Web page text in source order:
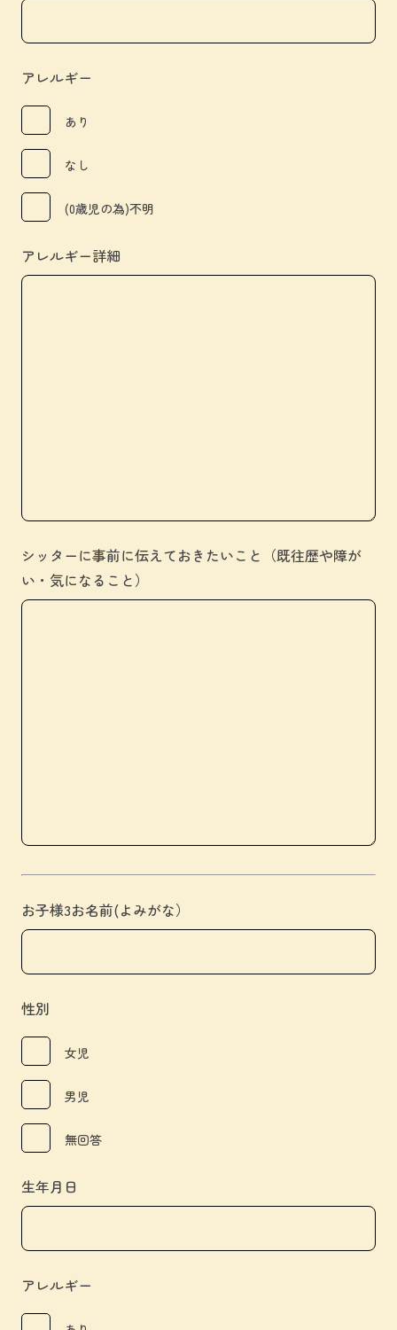
アレルギー
あり
なし
(0歳児の為)不明
アレルギー詳細
シッターに事前に伝えておきたいこと（既往歴や障が
い・気になること）
お子様3お名前(よみがな）
性別
女児
男児
無回答
生年月日
アレルギー